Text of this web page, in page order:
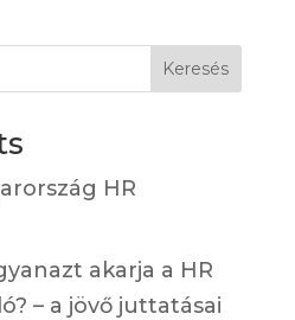
Keresés
HR
akarja a HR
– a jövő juttatásai